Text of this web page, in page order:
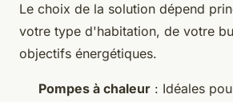
Le choix de la solution dépend
votre type d'habitation, de votre
objectifs énergétiques.
Pompes à chaleur : Idéales